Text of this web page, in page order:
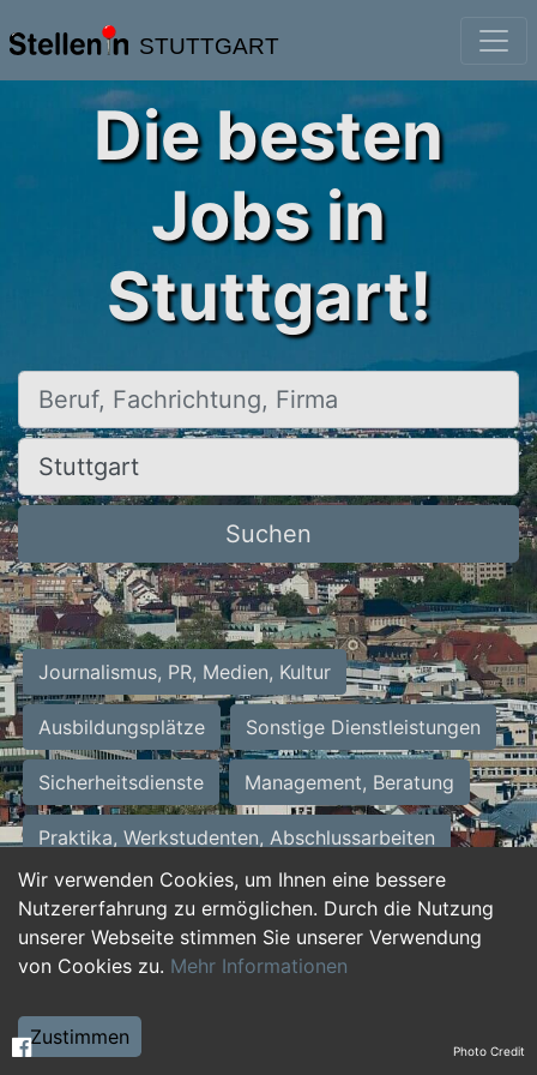
STUTTGART
Wir verwenden Cookies, um Ihnen eine bessere
Nutzererfahrung zu ermöglichen. Durch die Nutzung
unserer Webseite stimmen Sie unserer Verwendung
von Cookies zu. Mehr Informationen
Zustimmen
Die besten
Jobs in
Stuttgart!
Beruf, Fachrichtung, Firma
Ort, Stadt
Suchen
Journalismus, PR, Medien, Kultur
Ausbildungsplätze Sonstige Dienstleistungen
Sicherheitsdienste Management, Beratung
Praktika, Werkstudenten, Abschlussarbeiten
Personalwesen Assistenz, Sekretariat
Hilfskräfte, Aushilfs- und Nebenjobs
Weiterbildung, Studium, duale Ausbildung Photo Credit